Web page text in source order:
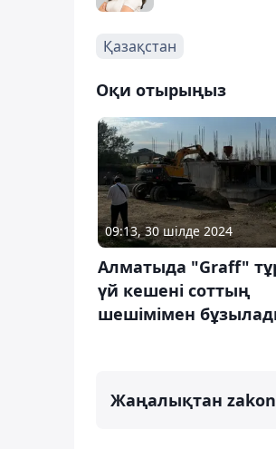
Қазақстан
Оқи отырыңыз
09:13, 30 шілде 2024
Алматыда "Graff"
үй кешені соттың
шешімімен
Жаңалықтан